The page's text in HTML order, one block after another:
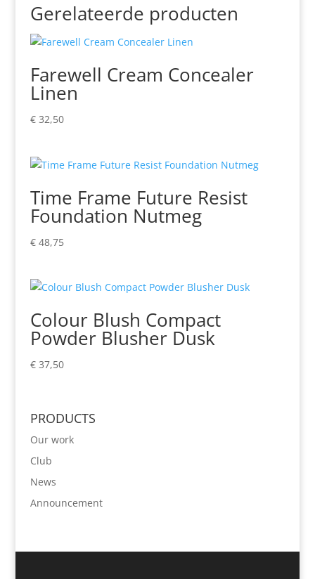
Gerelateerde producten
Farewell Cream Concealer
Linen
€32,50
Time Frame Future Resist
Foundation Nutmeg
€48,75
Colour Blush Compact
Powder Blusher Dusk
€37,50
PRODUCTS
Our work
Club
News
Announcement